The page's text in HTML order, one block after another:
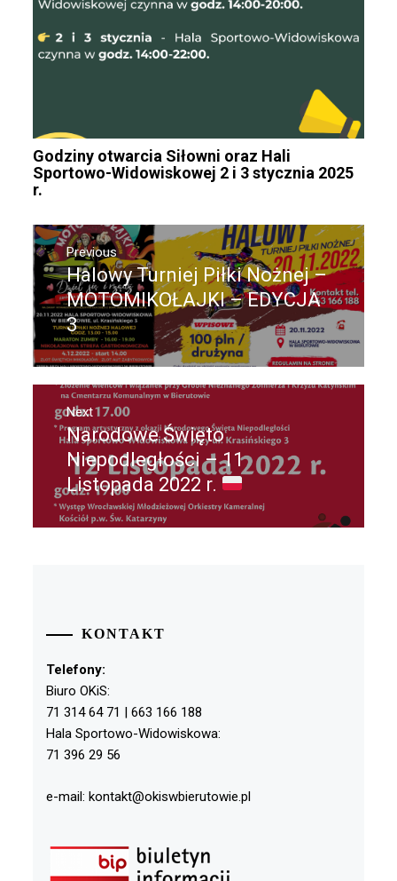
Godziny otwarcia Siłowni oraz Hali
Sportowo-Widowiskowej 2 i 3 stycznia 2025
r.
Nawigacja
wpisuPrevious
Previous
post:
Halowy Turniej Piłki Nożnej –
MOTOMIKOŁAJKI – EDYCJA
3
Next
Next
post:
Narodowe Święto
Niepodległości – 11
Listopada 2022 r.
KONTAKT
Telefony:
Biuro OKiS:
71 314 64 71 | 663 166 188
Hala Sportowo-Widowiskowa:
71 396 29 56
e-mail: kontakt@okiswbierutowie.pl